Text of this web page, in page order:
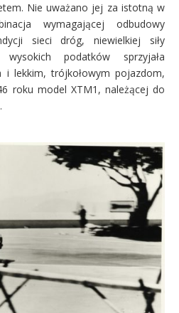
Nie uważano jej za istotną w
wymagającej odbudowy
sieci dróg, niewielkiej siły
podatków sprzyjała
i lekkim, trójkołowym pojazdom,
roku model XTM1, należącej do